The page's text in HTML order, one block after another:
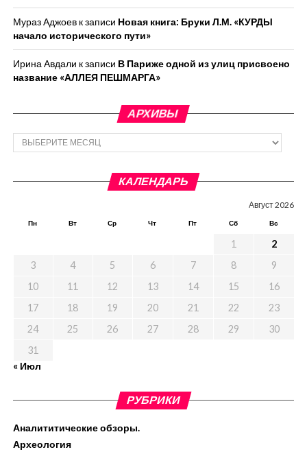
Мураз Аджоевк записи Новая книга: Бруки Л.М. «КУРДЫ
начало исторического пути»
Ирина Авдали к записи В Париже одной из улиц присвоено
название «АЛЛЕЯ ПЕШМАРГА»
АРХИВЫ
Архивы
КАЛЕНДАРЬ
Август 2026
Пн Вт Ср Чт Пт Сб Вс
1
2
3
4 5 6 7 8
9
10
11 12 13 14 15
16
17
18 19 20 21 22
23
24
25 26 27 28 29
30
31
« Июл
РУБРИКИ
Аналититические обзоры.
Археология